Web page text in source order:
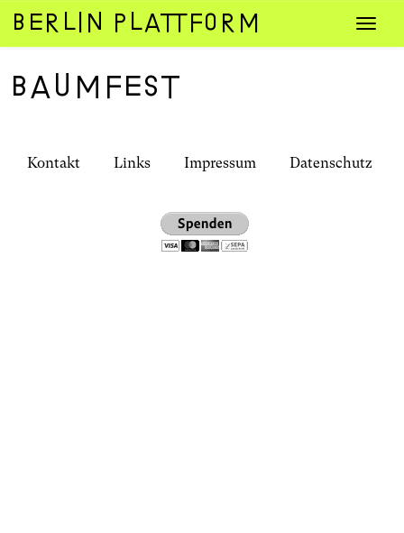
Zum
Inhalt
springen
BaumFest
Kontakt Links Impressum Datenschutz